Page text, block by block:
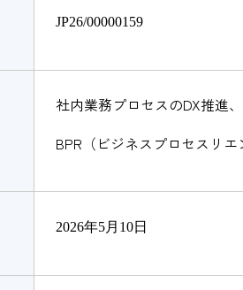
JP26/00000159
社内業務プロセスのDX推進
BPR（ビジネスプロセスリ
2026年5月10日